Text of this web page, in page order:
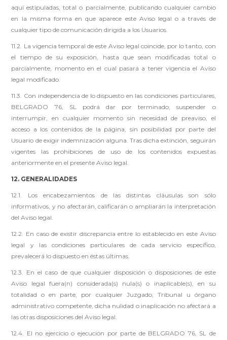
aquí estipuladas, total o parcialmente, publicando cualquier cambio
en la misma forma en que aparece este Aviso legal o a través de
cualquier tipo de comunicación dirigida a los Usuarios.
11.2. La vigencia temporal de este Aviso legal coincide, por lo tanto, con
el tiempo de su exposición, hasta que sean modificadas total o
parcialmente, momento en el cual pasará a tener vigencia el Aviso
legal modificado.
11.3. Con independencia de lo dispuesto en las condiciones particulares,
BELGRADO 76, SL podrá dar por terminado, suspender o
interrumpir, en cualquier momento sin necesidad de preaviso, el
acceso a los contenidos de la página, sin posibilidad por parte del
Usuario de exigir indemnización alguna. Tras dicha extinción, seguirán
vigentes las prohibiciones de uso de los contenidos expuestas
anteriormente en el presente Aviso legal.
12. GENERALIDADES
12.1. Los encabezamientos de las distintas cláusulas son sólo
informativos, y no afectarán, calificarán o ampliarán la interpretación
del Aviso legal.
12.2. En caso de existir discrepancia entre lo establecido en este Aviso
legal y las condiciones particulares de cada servicio específico,
prevalecerá lo dispuesto en éstas últimas.
12.3. En el caso de que cualquier disposición o disposiciones de este
Aviso legal fuera(n) considerada(s) nula(s) o inaplicable(s), en su
totalidad o en parte, por cualquier Juzgado, Tribunal u órgano
administrativo competente, dicha nulidad o inaplicación no afectará a
las otras disposiciones del Aviso legal.
12.4. El no ejercicio o ejecución por parte de BELGRADO 76, SL de